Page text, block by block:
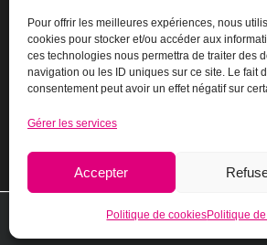
Pour offrir les meilleures expériences, nous
cookies pour stocker et/ou accéder aux
ces technologies nous permettra de traiter des
navigation ou les ID uniques sur ce site. Le fait
consentement peut avoir un effet négatif sur
Gérer les services
Accepter
Politique de cookiesPolitique